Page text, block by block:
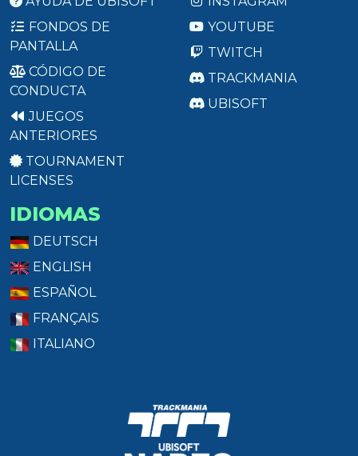
FONDOS DE
PANTALLA
CÓDIGO DE
CONDUCTA
JUEGOS
ANTERIORES
TOURNAMENT
LICENSES
YOUTUBE
TWITCH
TRACKMANIA
UBISOFT
IDIOMAS
DEUTSCH
ENGLISH
ESPAÑOL
FRANÇAIS
ITALIANO